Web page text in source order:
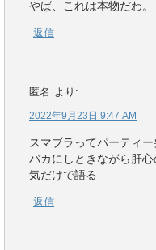
やば、これは本物だわ。
返信
匿名 より:
2022年9月23日 9:47 AM
スマブラってパーティ
バカにしときながら肝
気だけで語る
返信